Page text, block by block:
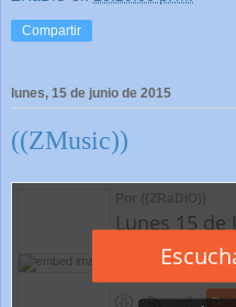
Compartir
lunes, 15 de junio de 2015
((ZMusic))